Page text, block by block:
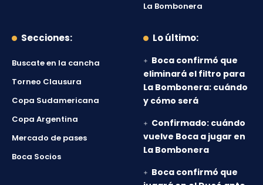
La Bombonera
Secciones:
Buscate en la cancha
Torneo Clausura
Copa Sudamericana
Copa Argentina
Mercado de pases
Boca Socios
Lo último:
Boca confirmó que
eliminará el filtro para
La Bombonera: cuándo
y cómo será
Confirmado: cuándo
vuelve Boca a jugar en
La Bombonera
Boca confirmó que